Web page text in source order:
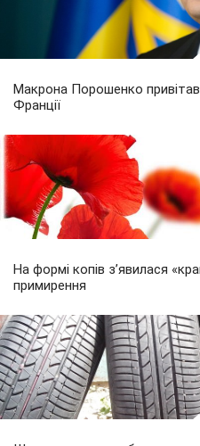
Макрона Порошенко
Франції
На формі копів з’явилася
примирення